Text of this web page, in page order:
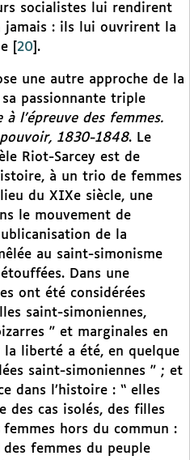
socialistes lui rendirent
jamais : ils lui ouvrirent la
20 .
une autre approche de la
passionnante triple
à l’épreuve des femmes.
1830-1848. Le
Riot-Sarcey est de
à un trio de femmes
du XIXe siècle, une
le mouvement de
de la
au saint-simonisme
Dans une
ont été considérées
saint-simoniennes,
” et marginales en
liberté a été, en quelque
saint-simoniennes ” ; et
dans l’histoire : “ elles
des cas isolés, des filles
hors du commun :
femmes du peuple